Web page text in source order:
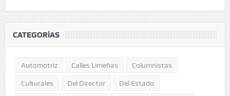
CATEGORÍAS
Automotriz Calles Limeñas Columnistas
Culturales Del Director Del Estado